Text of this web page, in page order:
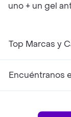
uno + un gel
Top Marcas y
Encuéntranos